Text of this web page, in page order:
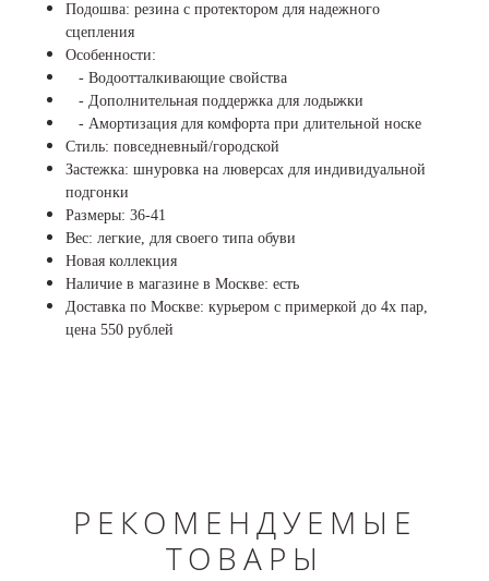
Подошва: резина с протектором для надежного
сцепления
Особенности:
- Водоотталкивающие свойства
- Дополнительная поддержка для лодыжки
- Амортизация для комфорта при длительной носке
Стиль: повседневный/городской
Застежка: шнуровка на люверсах для индивидуальной
подгонки
Размеры: 36-41
Вес: легкие, для своего типа обуви
Новая коллекция
Наличие в магазине в Москве: есть
Доставка по Москве: курьером с примеркой до 4х пар,
цена 550 рублей
РЕКОМЕНДУЕМЫЕ
ТОВАРЫ